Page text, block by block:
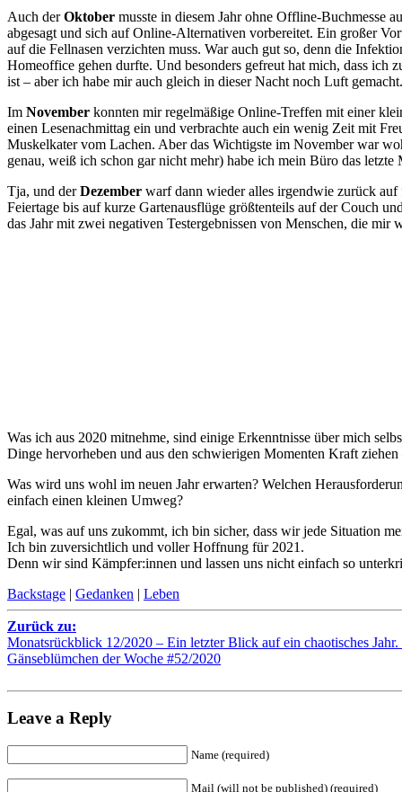
Auch derOktober musste in diesem Jahr ohne Offline-Buchmesse
abgesagt und sich auf Online-Alternativen vorbereitet. Ein großer
auf die Fellnasen verzichten muss. War auch gut so, denn die
Homeoffice gehen durfte. Und besonders gefreut hat mich, dass
ist – aber ich habe mir auch gleich in dieser Nacht noch Luft gemacht.
Im November konnten mir regelmäßige Online-Treffen mit einer
einen Lesenachmittag ein und verbrachte auch ein wenig Zeit mit
Muskelkater vom Lachen. Aber das Wichtigste im November war
genau, weiß ich schon gar nicht mehr) habe ich mein Büro das
Tja, und derDezember warf dann wieder alles irgendwie zurück auf
Feiertage bis auf kurze Gartenausflüge größtenteils auf der Couch
das Jahr mit zwei negativen Testergebnissen von Menschen, die
Was ich aus 2020 mitnehme, sind einige Erkenntnisse über mich
Dinge hervorheben und aus den schwierigen Momenten Kraft
Was wird uns wohl im neuen Jahr erwarten? Welchen
einfach einen kleinen Umweg?
Egal, was auf uns zukommt, ich bin sicher, dass wir jede Situation
Ich bin zuversichtlich und voller Hoffnung für 2021.
Denn wir sind Kämpfer:innen und lassen uns nicht einfach so
Backstage | Gedanken | Leben
Zurück zu:
Monatsrückblick 12/2020 – Ein letzter Blick auf ein chaotisches Jahr.
Gänseblümchen der Woche #52/2020
Leave a Reply
Name (required)
Mail (will not be published) (required)